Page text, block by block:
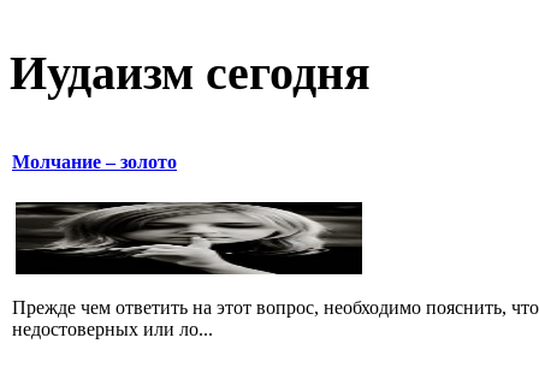
Иудаизм сегодня
Молчание – золото
Прежде чем ответить на этот вопрос, необходимо пояснить,
недостоверных или ло...